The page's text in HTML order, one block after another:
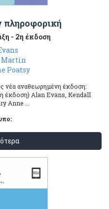
πληροφορική
- 2η έκδοση
Poatsy
νέα αναθεωρημένη έκδοση:
έκδοση) Alan Evans, Kendall
Anne ...